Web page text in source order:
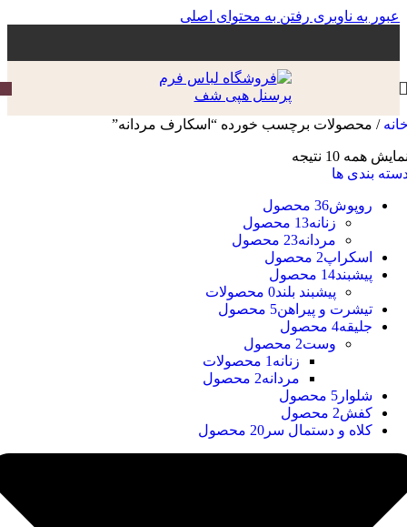
عبور به ناوبری رفتن به محتوای اصلی
/ محصولات برچسب خورده “اسکارف مردانه”
همه 10 نتیجه
بندی ها
روپوش36 محصول
زنانه13 محصول
مردانه23 محصول
اسکراپ2 محصول
پیشبند14 محصول
پیشبند بلند0 محصولات
تیشرت و پیراهن5 محصول
جلیقه4 محصول
وست2 محصول
زنانه 1 محصولات
مردانه2 محصول
شلوار 5 محصول
کفش2 محصول
کلاه و دستمال سر 20 محصول